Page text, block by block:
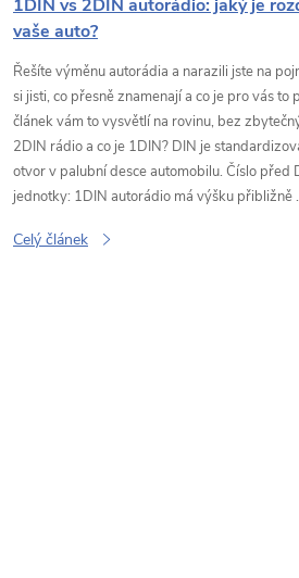
1DIN vs 2DIN autorádio: jaký je
vaše auto?
Řešíte výměnu autorádia a narazili jste na
si jisti, co přesně znamenají a co je pro vás to
článek vám to vysvětlí na rovinu, bez
2DIN rádio a co je 1DIN? DIN je
otvor v palubní desce automobilu. Číslo před
jednotky: 1DIN autorádio má výšku přibližně
Celý článek